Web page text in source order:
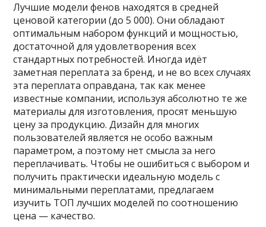
Лучшие модели фенов находятся в средней
ценовой категории (до 5 000). Они обладают
оптимальным набором функций и мощностью,
достаточной для удовлетворения всех
стандартных потребностей. Иногда идёт
заметная переплата за бренд, и не во всех случаях
эта переплата оправдана, так как менее
известные компании, используя абсолютно те же
материалы для изготовления, просят меньшую
цену за продукцию. Дизайн для многих
пользователей является не особо важным
параметром, а поэтому нет смысла за него
переплачивать. Чтобы не ошибиться с выбором и
получить практически идеальную модель с
минимальными переплатами, предлагаем
изучить ТОП лучших моделей по соотношению
цена — качество.